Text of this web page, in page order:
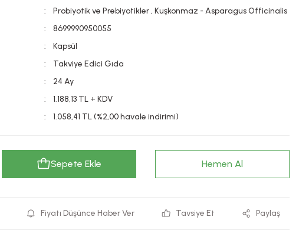
Probiyotik ve Prebiyotikler, Kuşkonmaz - Asparagus Officinalis
8699990950055
Kapsül
Takviye Edici Gıda
24 Ay
1.188,13 TL + KDV
1.058,41 TL (%2,00 havale indirimi)
Sepete Ekle Hemen Al
Fiyatı Düşünce Haber Ver Tavsiye Et Paylaş